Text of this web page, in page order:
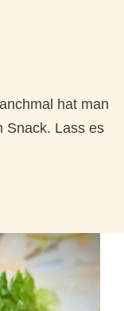
hat man
Snack. Lass es